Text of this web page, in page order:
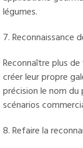
légumes.
7. Reconnaissance
Reconnaître plus
créer leur propre
précision le nom
scénarios
8. Refaire la